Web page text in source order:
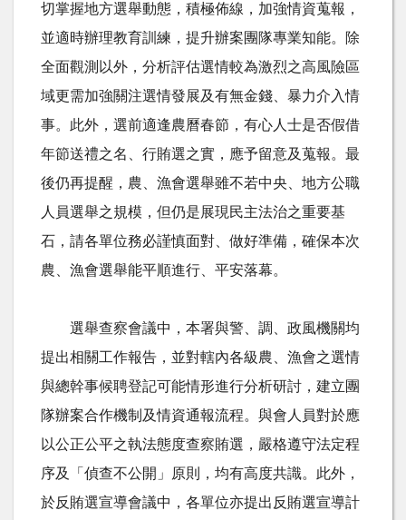
切掌握地方選舉動態，積極佈線，加強情資蒐報，
並適時辦理教育訓練，提升辦案團隊專業知能。除
全面觀測以外，分析評估選情較為激烈之高風險區
域更需加強關注選情發展及有無金錢、暴力介入情
事。此外，選前適逢農曆春節，有心人士是否假借
年節送禮之名、行賄選之實，應予留意及蒐報。最
後仍再提醒，農、漁會選舉雖不若中央、地方公職
人員選舉之規模，但仍是展現民主法治之重要基
石，請各單位務必謹慎面對、做好準備，確保本次
農、漁會選舉能平順進行、平安落幕。
選舉查察會議中，本署與警、調、政風機關均
提出相關工作報告，並對轄內各級農、漁會之選情
與總幹事候聘登記可能情形進行分析研討，建立團
隊辦案合作機制及情資通報流程。與會人員對於應
以公正公平之執法態度查察賄選，嚴格遵守法定程
序及「偵查不公開」原則，均有高度共識。此外，
於反賄選宣導會議中，各單位亦提出反賄選宣導計